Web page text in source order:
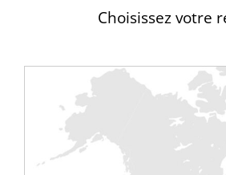
Choisissez votre